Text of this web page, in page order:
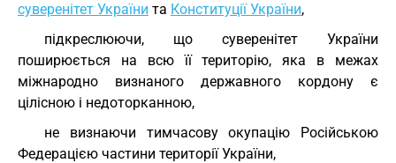
суверенітет України та Конституції України,
підкреслюючи, що суверенітет України
поширюється на всю її територію, яка в межах
міжнародно визнаного державного кордону є
цілісною і недоторканною,
не визнаючи тимчасову окупацію Російською
Федерацією частини території України,